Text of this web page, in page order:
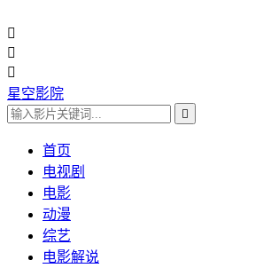



星空影院

首页
电视剧
电影
动漫
综艺
电影解说